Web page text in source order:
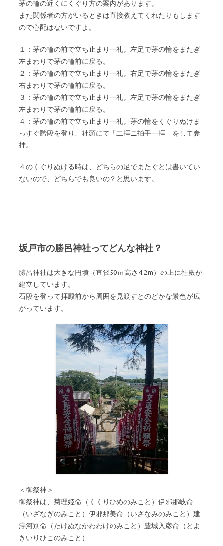
茅の輪の近くにくぐり方の案内があります。
また関係者の方がいるときは直接教えてくれたりもします
ので心配はないですよ。
１：茅の輪の前で立ち止まり一礼。左足で茅の輪をまたぎ
左まわりで茅の輪前に戻る。
２：茅の輪の前で立ち止まり一礼。右足で茅の輪をまたぎ
右まわりで茅の輪前に戻る。
３：茅の輪の前で立ち止まり一礼。左足で茅の輪をまたぎ
左まわりで茅の輪前に戻る。
４：茅の輪の前で立ち止まり一礼。茅の輪をくぐりぬけま
っすぐ階段を登り、社頭にて「二拝ニ拍手一拝」をして参
拝。
４のくぐりぬける時は、どちらの足でまたぐとは書いてい
ないので、どちらでも良いの？と思います。
坂戸市の勝呂神社ってどんな神社？
勝呂神社は大きな円墳（直径50ｍ高さ4.2m）の上に社殿が
建立しています。
石段を登って拝殿前から周囲を見渡すとのどかな景色が広
がっています。
＜御祭神＞
御祭神は、菊理姫命（くくりひめのみこと）伊邪那岐命
（いざなぎのみこと）伊邪那美命（いざなみのみこと）建
渟河別命（たけぬなかわわけのみこと）豊城入彦命（とよ
きいりひこのみこと）